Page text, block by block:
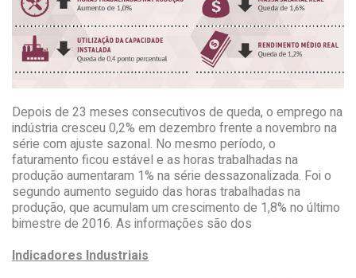
Depois de 23 meses consecutivos de queda, o emprego na
indústria cresceu 0,2% em dezembro frente a novembro na
série com ajuste sazonal. No mesmo período, o
faturamento ficou estável e as horas trabalhadas na
produção aumentaram 1% na série dessazonalizada. Foi o
segundo aumento seguido das horas trabalhadas na
produção, que acumulam um crescimento de 1,8% no último
bimestre de 2016. As informações são dos
Indicadores Industriais